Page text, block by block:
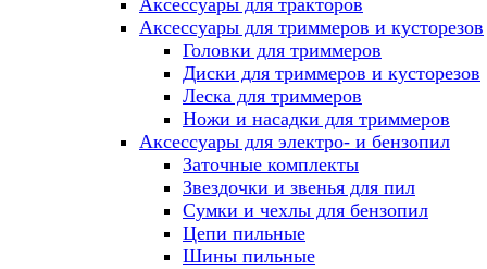
Аксессуары для тракторов
Аксессуары для триммеров и кусторезов
Головки для триммеров
Диски для триммеров и кусторезов
Леска для триммеров
Ножи и насадки для триммеров
Аксессуары для электро- и бензопил
Заточные комплекты
Звездочки и звенья для пил
Сумки и чехлы для бензопил
Цепи пильные
Шины пильные